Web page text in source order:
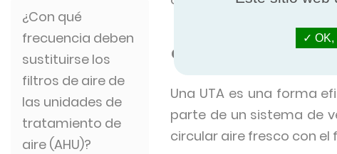
¿Con qué
frecuencia deben
sustituirse los
filtros de aire de
las unidades de
tratamiento de
aire (AHU)?
¿Cómo
Una UTA es una forma
parte de un sistema de
circular aire fresco con
OK,